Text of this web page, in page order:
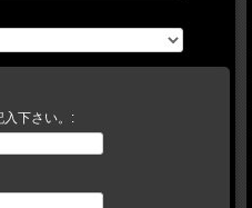
ざいます。ご了承下さい。
入下さい。: